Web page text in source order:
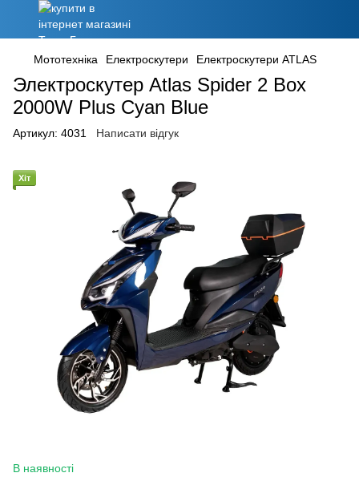
Мототехніка Електроскутери Електроскутери ATLAS
Электроскутер Atlas Spider 2 Box
2000W Plus Cyan Blue
Артикул: 4031 Написати відгук
Хіт
В наявності